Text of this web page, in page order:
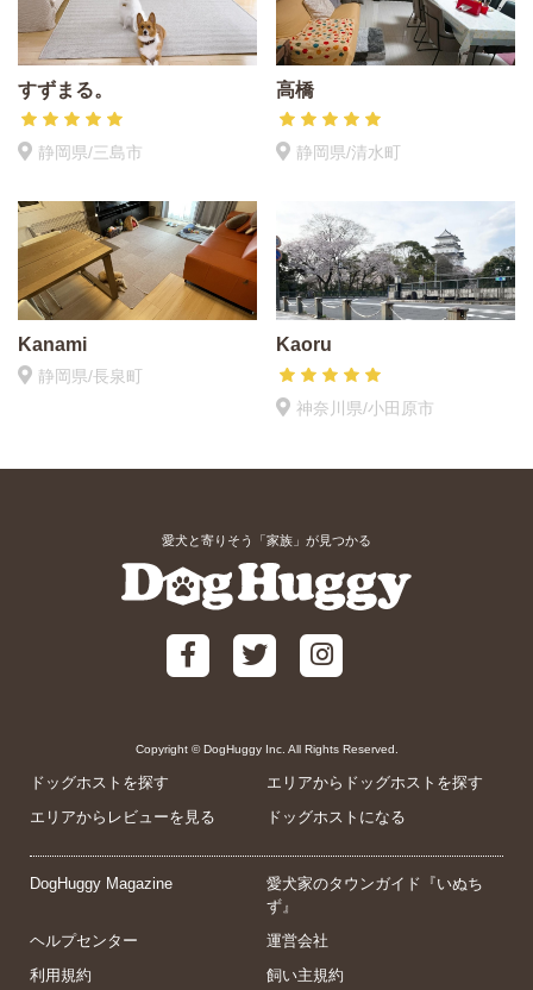
すずまる。
静岡県/三島市
高橋
静岡県/清水町
Kanami
静岡県/長泉町
Kaoru
神奈川県/小田原市
愛犬と寄りそう「家族」が見つかる
Copyright © DogHuggy Inc. All Rights Reserved.
ドッグホストを探す
エリアからドッグホストを探す
エリアからレビューを見る
ドッグホストになる
DogHuggy Magazine
愛犬家のタウンガイド『いぬち
ず』
ヘルプセンター
運営会社
利用規約
飼い主規約